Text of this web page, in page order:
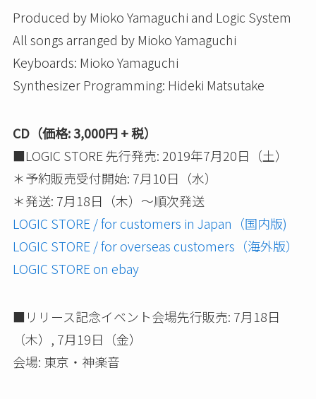
Produced by Mioko Yamaguchi and Logic System
All songs arranged by Mioko Yamaguchi
Keyboards: Mioko Yamaguchi
Synthesizer Programming: Hideki Matsutake
CD（価格: 3,000円 + 税）
■LOGIC STORE 先行発売: 2019年7月20日（土）
＊予約販売受付開始: 7月10日（水）
＊発送: 7月18日（木）～順次発送
LOGIC STORE / for customers in Japan（国内版)
LOGIC STORE / for overseas customers（海外版）
LOGIC STORE on ebay
■リリース記念イベント会場先行販売: 7月18日
（木）, 7月19日（金）
会場: 東京・神楽音